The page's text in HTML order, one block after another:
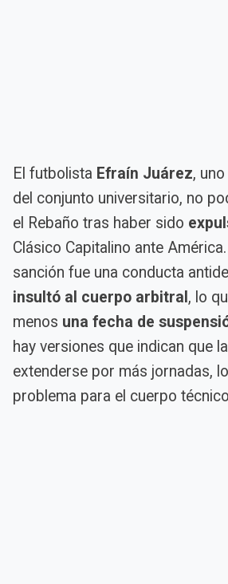
El futbolista Efraín Juárez,
del conjunto universitario, no
el Rebaño tras haber sido
Clásico Capitalino ante
sanción fue una conducta
insultó al cuerpo arbitral , lo
menos una fecha de
hay versiones que indican que
extenderse por más jornadas,
problema para el cuerpo